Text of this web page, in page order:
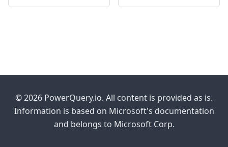
© 2026 PowerQuery.io. All content is provided as is.
Information is based on Microsoft's documentation
and belongs to Microsoft Corp.